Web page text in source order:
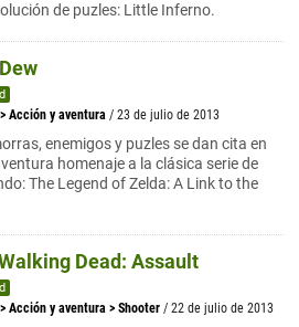
de puzles: Little Inferno.
> Acción y aventura / 23 de julio de 2013
enemigos y puzles se dan cita en
homenaje a la clásica serie de
The Legend of Zelda: A Link to the
Dead: Assault
> Acción y aventura > Shooter / 22 de julio de 2013